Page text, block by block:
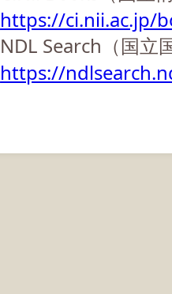
https://ci.nii.ac.jp/
NDL Search（国立
https://